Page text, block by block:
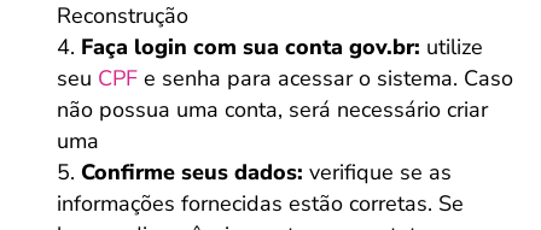
Reconstrução
Faça login com sua conta gov.br: utilize
seu CPF e senha para acessar o sistema. Caso
não possua uma conta, será necessário criar
uma
Confirme seus dados: verifique se as
informações fornecidas estão corretas. Se